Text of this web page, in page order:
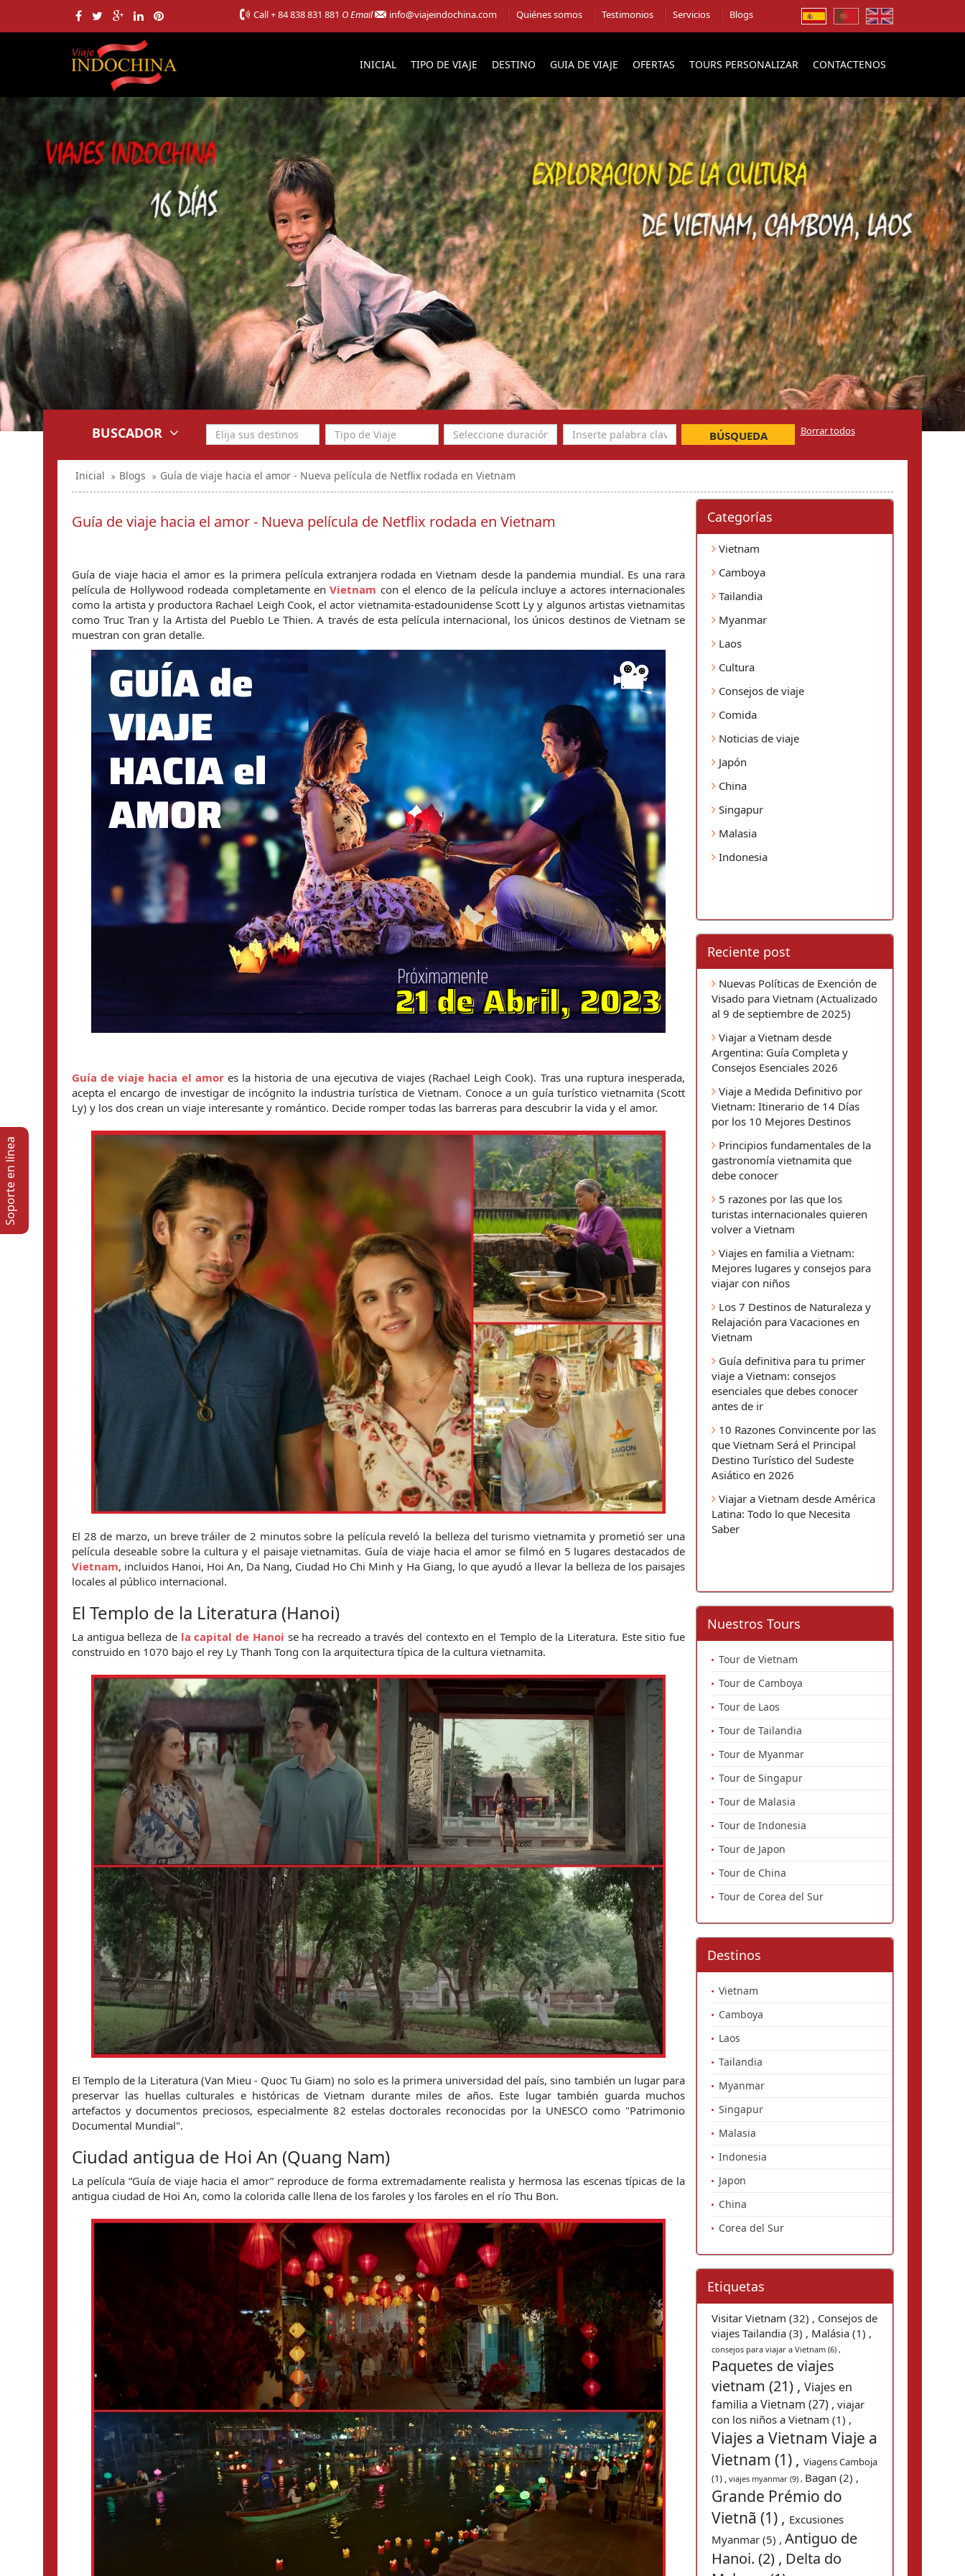
Call+ 84 838 831 881 O Email info@viajeindochina.com Quiénes somos Testimonios Servicios Blogs
INICIAL TIPO DE VIAJE DESTINO GUIA DE VIAJE OFERTAS TOURS PERSONALIZAR CONTACTENOS
BUSCADOR BÚSQUEDA Borrar todos
Inicial Blogs Guía de viaje hacia el amor - Nueva película de Netflix rodada en Vietnam
Guía de viaje hacia el amor - Nueva película de Netflix rodada en Vietnam
Guía de viaje hacia el amor es la primera película extranjera rodada en Vietnam desde la pandemia mundial. Es una rara
película de Hollywood rodeada completamente en Vietnam con el elenco de la película incluye a actores internacionales
como la artista y productora Rachael Leigh Cook, el actor vietnamita-estadounidense Scott Ly y algunos artistas vietnamitas
como Truc Tran y la Artista del Pueblo Le Thien. A través de esta película internacional, los únicos destinos de Vietnam se
muestran con gran detalle.
Guía de viaje hacia el amor es la historia de una ejecutiva de viajes (Rachael Leigh Cook). Tras una ruptura inesperada,
acepta el encargo de investigar de incógnito la industria turística de Vietnam. Conoce a un guía turístico vietnamita (Scott
Ly) y los dos crean un viaje interesante y romántico. Decide romper todas las barreras para descubrir la vida y el amor.
El 28 de marzo, un breve tráiler de 2 minutos sobre la película reveló la belleza del turismo vietnamita y prometió ser una
Vietnam, incluidos Hanoi, Hoi An, Da Nang, Ciudad Ho Chi Minh y Ha Giang, lo que ayudó a llevar la belleza de los paisajes
locales al público internacional.
El Templo de la Literatura (Hanoi)
La antigua belleza de la capital de Hanoi se ha recreado a través del contexto en el Templo de la Literatura. Este sitio fue
construido en 1070 bajo el rey Ly Thanh Tong con la arquitectura típica de la cultura vietnamita.
El Templo de la Literatura (Van Mieu - Quoc Tu Giam) no solo es la primera universidad del país, sino también un lugar para
preservar las huellas culturales e históricas de Vietnam durante miles de años. Este lugar también guarda muchos
artefactos y documentos preciosos, especialmente 82 estelas doctorales reconocidas por la UNESCO como "Patrimonio
Documental Mundial".
Ciudad antigua de Hoi An (Quang Nam)
La película “Guía de viaje hacia el amor” reproduce de forma extremadamente realista y hermosa las escenas típicas de la
antigua ciudad de Hoi An, como la colorida calle llena de los faroles y los faroles en el río Thu Bon.
Categorí­as
Vietnam
Camboya
Tailandia
Myanmar
Laos
Cultura
Consejos de viaje
Comida
Noticias de viaje
Japón
China
Singapur
Malasia
Indonesia
Reciente post
Nuevas Políticas de Exención de
Visado para Vietnam (Actualizado
al 9 de septiembre de 2025)
Viajar a Vietnam desde
Argentina: Guía Completa y
Consejos Esenciales 2026
Viaje a Medida Definitivo por
Vietnam: Itinerario de 14 Días
por los 10 Mejores Destinos
Principios fundamentales de la
gastronomía vietnamita que
debe conocer
5 razones por las que los
turistas internacionales quieren
volver a Vietnam
Viajes en familia a Vietnam:
Mejores lugares y consejos para
viajar con niños
Los 7 Destinos de Naturaleza y
Relajación para Vacaciones en
Vietnam
Guía definitiva para tu primer
viaje a Vietnam: consejos
esenciales que debes conocer
antes de ir
10 Razones Convincente por las
que Vietnam Será el Principal
Destino Turístico del Sudeste
Asiático en 2026
Viajar a Vietnam desde América
Latina: Todo lo que Necesita
Saber
Nuestros Tours
Tour de Vietnam
Tour de Camboya
Tour de Laos
Tour de Tailandia
Tour de Myanmar
Tour de Singapur
Tour de Malasia
Tour de Indonesia
Tour de Japon
Tour de China
Tour de Corea del Sur
Destinos
Vietnam
Camboya
Laos
Tailandia
Myanmar
Singapur
Malasia
Indonesia
Japon
China
Corea del Sur
Etiquetas
Visitar Vietnam (32) , Consejos de
viajes Tailandia (3) , Malásia (1) ,
consejos para viajar a Vietnam (6) ,
Paquetes de viajes
vietnam (21) , Viajes en
familia a Vietnam (27) , viajar
con los niños a Vietnam (1) ,
Viajes a Vietnam Viaje a
Vietnam (1) , Viagens Camboja
(1) , viajes myanmar (9) , Bagan (2) ,
Grande Prémio do
Vietnã (1) , Excusiones
Myanmar (5) , Antiguo de
Hanoi. (2) , Delta do
Soporte en lí­nea